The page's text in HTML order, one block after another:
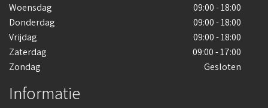
Woensdag
09:00 - 18:00
Donderdag
09:00 - 18:00
Vrijdag
09:00 - 18:00
Zaterdag
09:00 - 17:00
Zondag
Gesloten
Informatie